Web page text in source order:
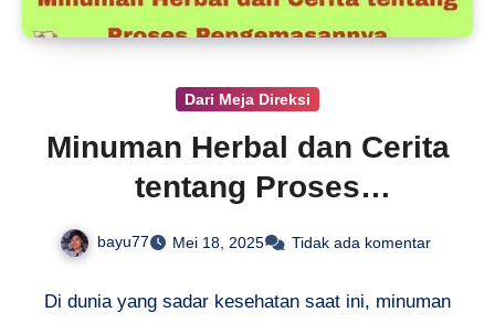
Dari Meja Direksi
Minuman Herbal dan Cerita
tentang Proses
Pengemasannya
bayu77 Mei 18, 2025 Tidak ada komentar
Di dunia yang sadar kesehatan saat ini, minuman